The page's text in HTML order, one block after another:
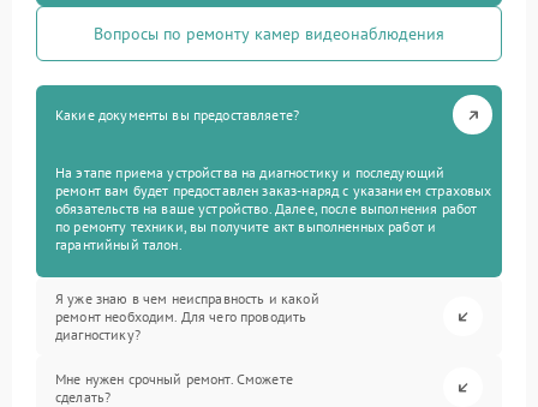
Вопросы по ремонту камер видеонаблюдения
Какие документы вы предоставляете?
На этапе приема устройства на диагностику и последующий
ремонт вам будет предоставлен заказ-наряд с указанием страховых
обязательств на ваше устройство. Далее, после выполнения работ
по ремонту техники, вы получите акт выполненных работ и
гарантийный талон.
Я уже знаю в чем неисправность и какой
ремонт необходим. Для чего проводить
диагностику?
Мне нужен срочный ремонт. Сможете
сделать?